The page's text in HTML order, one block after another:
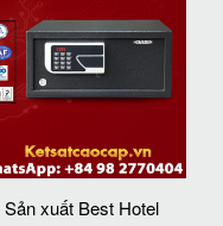
Sản xuất Best Hotel